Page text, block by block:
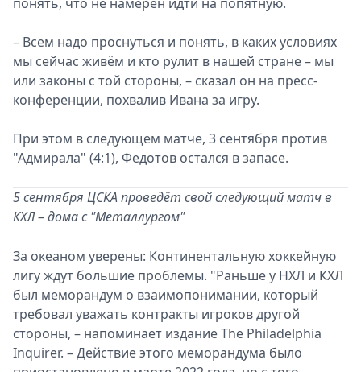
– Всем надо проснуться и понять, в каких условиях
мы сейчас живём и кто рулит в нашей стране – мы
или законы с той стороны, – сказал он на пресс-
конференции, похвалив Ивана за игру.
При этом в следующем матче, 3 сентября против
"Адмирала" (4:1), Федотов остался в запасе.
5 сентября ЦСКА проведёт свой следующий матч в
КХЛ – дома с "Металлургом"
За океаном уверены: Континентальную хоккейную
лигу ждут большие проблемы. "Раньше у НХЛ и КХЛ
был меморандум о взаимопонимании, который
требовал уважать контракты игроков другой
стороны, – напоминает издание The Philadelphia
Inquirer. – Действие этого меморандума было